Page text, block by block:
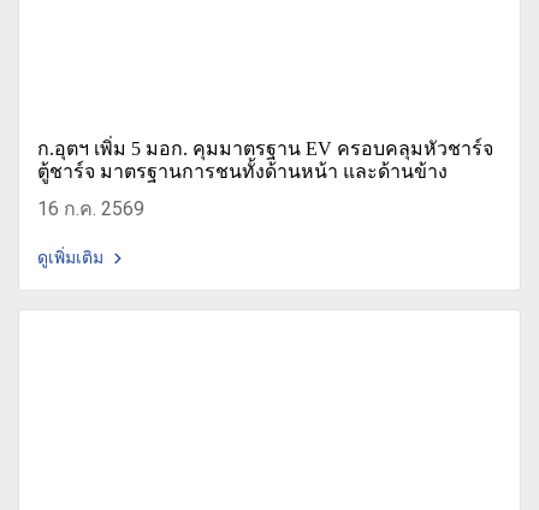
ก.อุตฯ เพิ่ม 5 มอก. คุมมาตรฐาน EV ครอบคลุมหัวชาร์จ
ตู้ชาร์จ มาตรฐานการชนทั้งด้านหน้า และด้านข้าง
16 ก.ค. 2569
ดูเพิ่มเติม